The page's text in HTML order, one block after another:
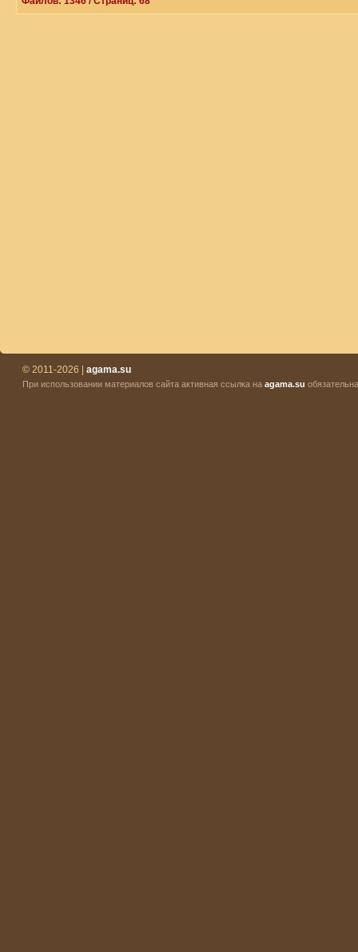
© 2011-2026 | agama.su
При использовании материалов сайта активная ссылка на agama.su